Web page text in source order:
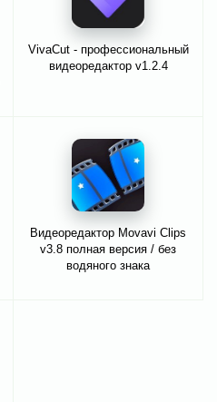
VivaCut - профессиональный
видеоредактор v1.2.4
Видеоредактор Movavi Clips
v3.8 полная версия / без
водяного знака